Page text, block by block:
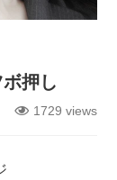
押し
1729 views